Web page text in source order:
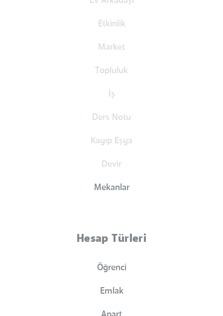
Etkinlik
Market
Topluluk
İş
Ders Notu
Kayıp Eşya
Devir
Mekanlar
Hesap Türleri
Öğrenci
Emlak